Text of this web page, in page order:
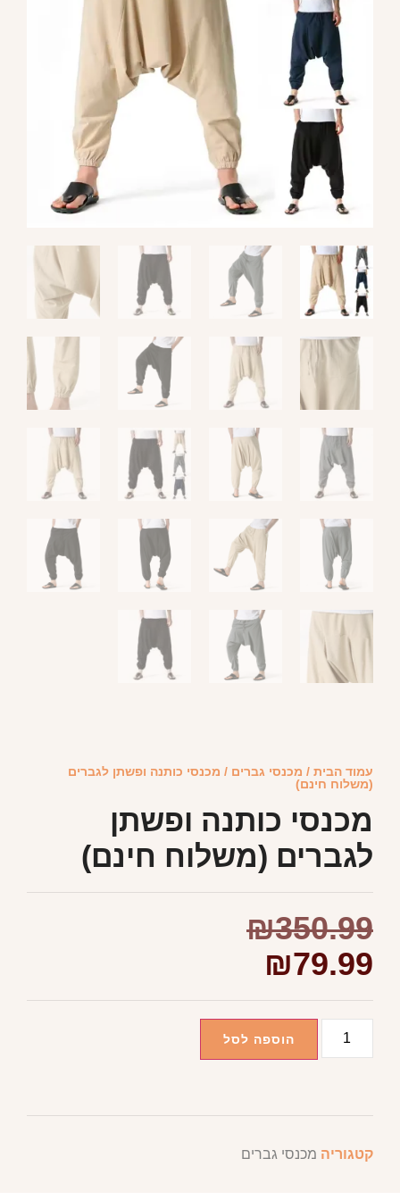
עמוד הבית / מכנסי גברים / מכנסי כותנה ופשתן לגברים
(משלוח חינם)
מכנסי כותנה ופשתן
לגברים (משלוח חינם)
₪350.99
₪79.99
הוספה לסל
קטגוריה מכנסי גברים